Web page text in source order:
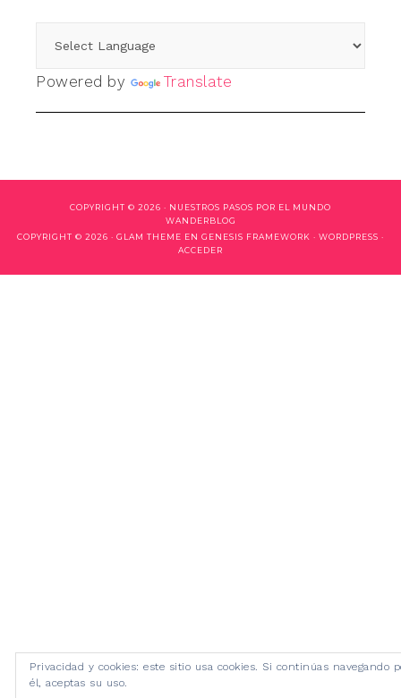
Powered by Translate
COPYRIGHT © 2026 · NUESTROS PASOS POR EL MUNDO
WANDERBLOG
COPYRIGHT © 2026 · GLAM THEME EN GENESIS FRAMEWORK · WORDPRESS ·
ACCEDER
Privacidad y cookies: este sitio usa cookies. Si continúas navegando
él, aceptas su uso.